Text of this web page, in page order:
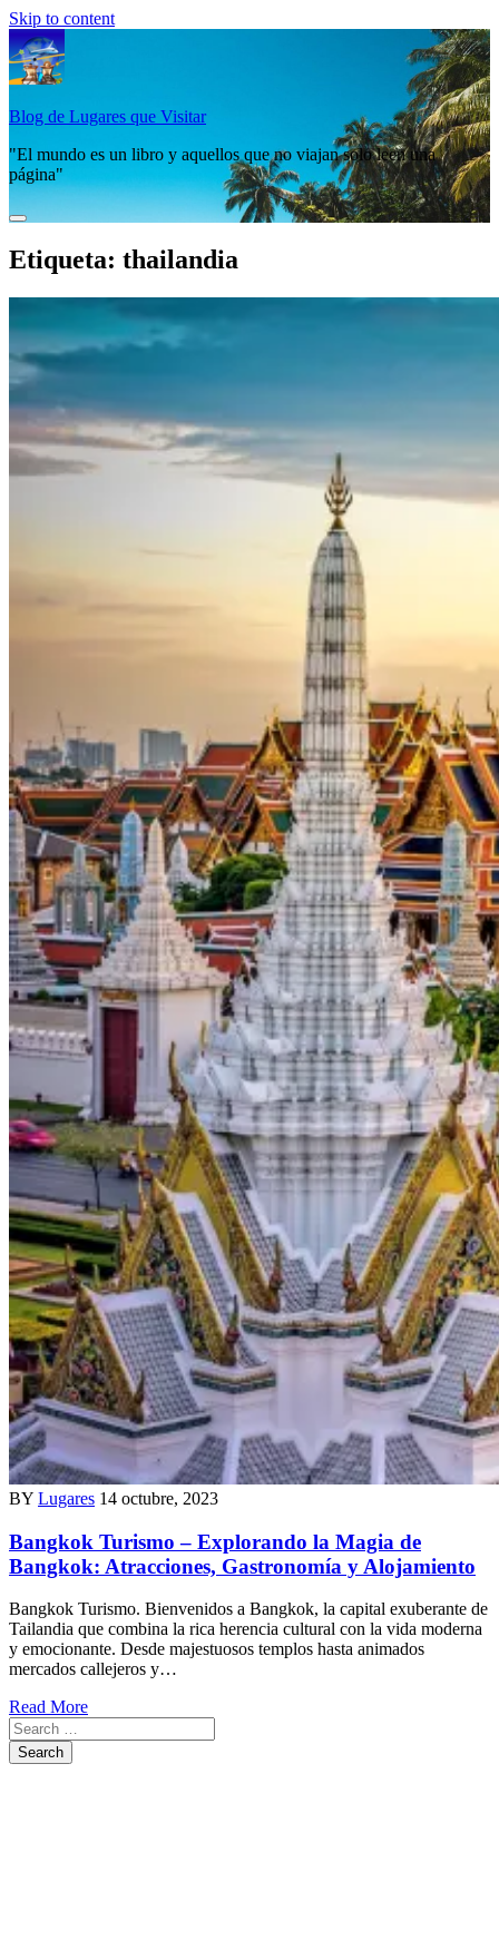
Skip to content
Blog de Lugares que Visitar
"El mundo es un libro y aquellos que no viajan solo leen una
página"
Etiqueta: thailandia
BY Lugares 14 octubre, 2023
Bangkok Turismo – Explorando la Magia de
Bangkok: Atracciones, Gastronomía y Alojamiento
Bangkok Turismo. Bienvenidos a Bangkok, la capital exuberante de
Tailandia que combina la rica herencia cultural con la vida moderna
y emocionante. Desde majestuosos templos hasta animados
mercados callejeros y…
Read More